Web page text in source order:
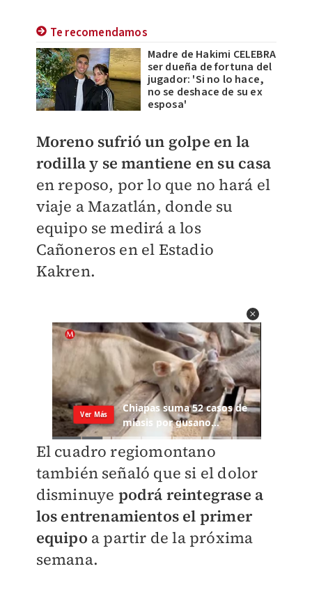
Te recomendamos
Madre de Hakimi CELEBRA
ser dueña de fortuna del
jugador: 'Si no lo hace,
no se deshace de su ex
esposa'
Moreno sufrió un golpe en la
rodilla y se mantiene en su casa
en reposo, por lo que no hará el
viaje a Mazatlán, donde su
equipo se medirá a los
Cañoneros en el Estadio
Kakren.
El cuadro regiomontano
también señaló que si el dolor
disminuye podrá reintegrase a
los entrenamientos el primer
equipo a partir de la próxima
semana.